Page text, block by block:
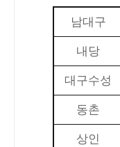
남대구
내당
대구수성
동촌
상인